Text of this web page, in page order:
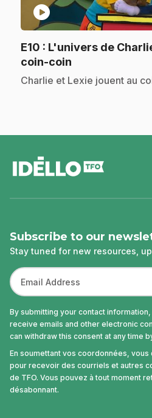
play_circle
E10 : L'univers de
coin-coin
.Charlie et Lexie jouent au
Subscribe to our
Stay tuned for new resources,
By submitting your contact
receive emails and other electronic
can withdraw this consent at any time
En soumettant vos coordonnées,
pour recevoir des courriels et autres
de TFO. Vous pouvez à tout moment
désabonnant.